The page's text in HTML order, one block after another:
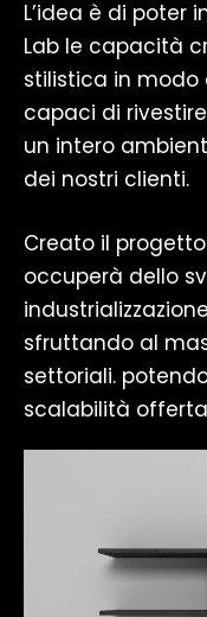
L’idea è di poter
Lab le capacità
stilistica in
capaci di
un intero
dei nostri clienti.
Creato il
occuperà dello
sfruttando al
settoriali.
scalabilità